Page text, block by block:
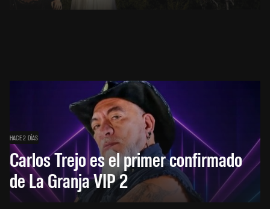
HACE 2 DÍAS
Carlos Trejo es el primer confirmado
de La Granja VIP 2